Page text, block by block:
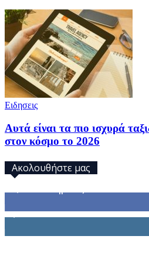
Ειδησεις
Αυτά είναι τα πιο ισχυρά
στον κόσμο το 2026
Ακολουθήστε μας